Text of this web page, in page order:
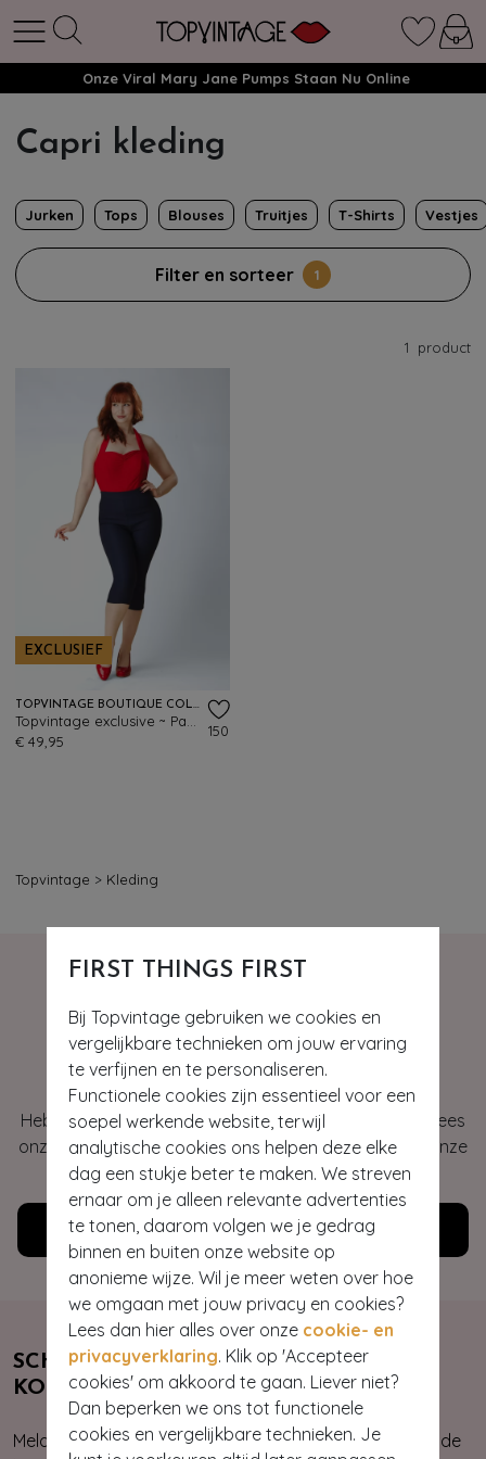
FIRST THINGS FIRST
Bij Topvintage gebruiken we cookies en
vergelijkbare technieken om jouw ervaring
te verfijnen en te personaliseren.
Functionele cookies zijn essentieel voor een
soepel werkende website, terwijl
analytische cookies ons helpen deze elke
dag een stukje beter te maken. We streven
ernaar om je alleen relevante advertenties
te tonen, daarom volgen we je gedrag
binnen en buiten onze website op
anonieme wijze. Wil je meer weten over hoe
we omgaan met jouw privacy en cookies?
Lees dan hier alles over onze cookie- en
privacyverklaring. Klik op 'Accepteer
cookies' om akkoord te gaan. Liever niet?
Dan beperken we ons tot functionele
cookies en vergelijkbare technieken. Je
Onze Viral Mary Jane Pumps Staan Nu Online
Capri kleding
Jurken Tops Blouses Truitjes T-Shirts Vestjes
Filter en sorteer 1
1 product
EXCLUSIEF
TOPVINTAGE BOUTIQUE COLLECTION
€ 49,95
150
Topvintage > Kleding
Hey gorgeous
Heb je vragen of heb je hulp nodig bij je bestelling? Lees
onze veelgestelde vragen of neem contact op met onze
klantenservice. Wij helpen je graag!
Klantenservice
SCHRIJF JE NU IN & ONTVANG 10%
KORTING
Meld je aan voor onze nieuwsbrief. Zo ben je altijd op de